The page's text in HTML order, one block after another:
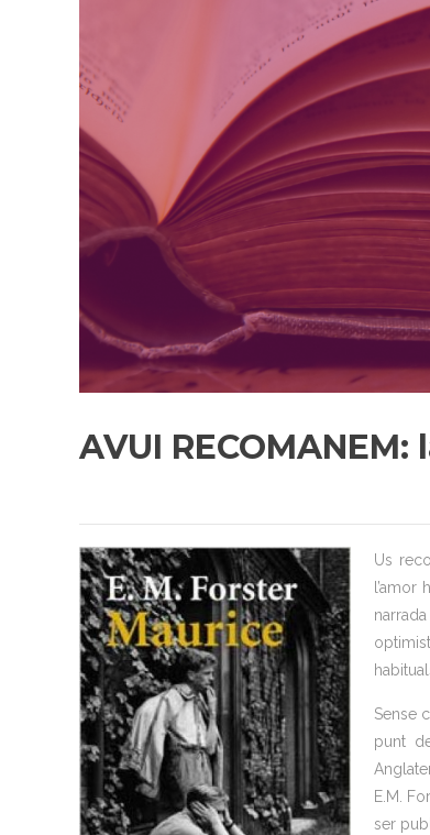
AVUI
Us
l’amor
Sense
punt
E.M.
ser